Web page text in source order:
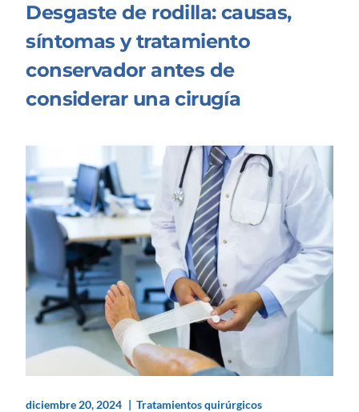
Desgaste de rodilla: causas,
síntomas y tratamiento
conservador antes de
considerar una cirugía
diciembre 20, 2024 Tratamientos quirúrgicos